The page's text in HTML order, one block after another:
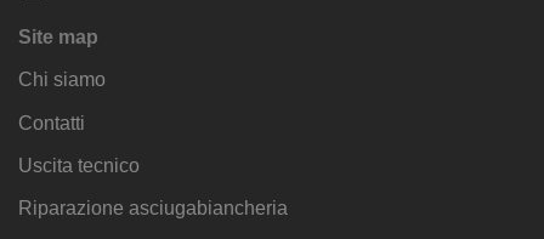
Site map
Chi siamo
Contatti
Uscita tecnico
Riparazione asciugabiancheria